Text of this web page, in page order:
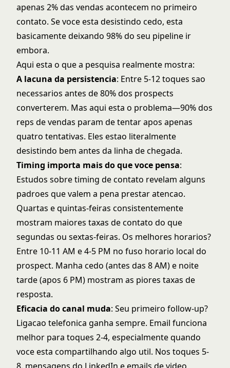
apenas 2% das vendas acontecem no primeiro
contato. Se voce esta desistindo cedo, esta
basicamente deixando 98% do seu pipeline ir
embora.
Aqui esta o que a pesquisa realmente mostra:
A lacuna da persistencia: Entre 5-12 toques sao
necessarios antes de 80% dos prospects
converterem. Mas aqui esta o problema—90% dos
reps de vendas param de tentar apos apenas
quatro tentativas. Eles estao literalmente
desistindo bem antes da linha de chegada.
Timing importa mais do que voce pensa:
Estudos sobre timing de contato revelam alguns
padroes que valem a pena prestar atencao.
Quartas e quintas-feiras consistentemente
mostram maiores taxas de contato do que
segundas ou sextas-feiras. Os melhores horarios?
Entre 10-11 AM e 4-5 PM no fuso horario local do
prospect. Manha cedo (antes das 8 AM) e noite
tarde (apos 6 PM) mostram as piores taxas de
resposta.
Eficacia do canal muda: Seu primeiro follow-up?
Ligacao telefonica ganha sempre. Email funciona
melhor para toques 2-4, especialmente quando
voce esta compartilhando algo util. Nos toques 5-